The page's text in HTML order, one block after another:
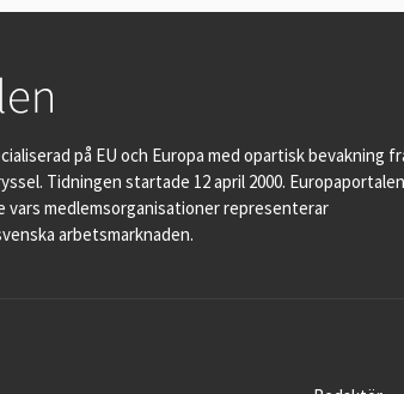
på EU och Europa med opartisk bevakning
Tidningen startade 12 april 2000. Europaportalen
vars medlemsorganisationer representerar
arbetsmarknaden.